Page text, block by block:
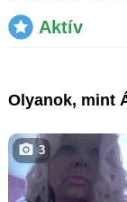
Aktív
Olyanok, mint
3